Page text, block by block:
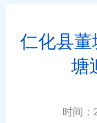
仁化县董
塘
时间：